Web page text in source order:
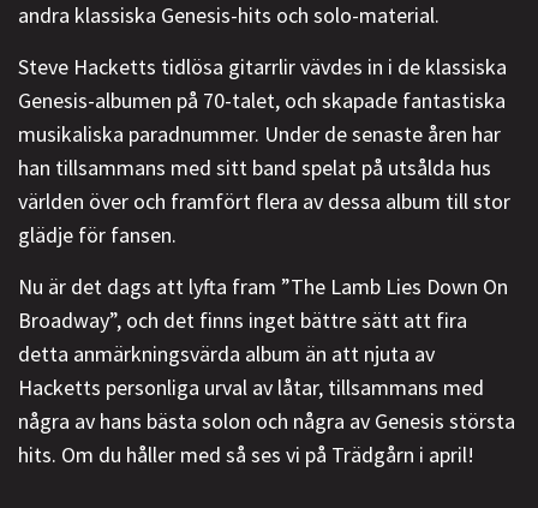
andra klassiska Genesis-hits och solo-material.
Steve Hacketts tidlösa gitarrlir vävdes in i de klassiska
Genesis-albumen på 70-talet, och skapade fantastiska
musikaliska paradnummer. Under de senaste åren har
han tillsammans med sitt band spelat på utsålda hus
världen över och framfört flera av dessa album till stor
glädje för fansen.
Nu är det dags att lyfta fram ”The Lamb Lies Down On
Broadway”, och det finns inget bättre sätt att fira
detta anmärkningsvärda album än att njuta av
Hacketts personliga urval av låtar, tillsammans med
några av hans bästa solon och några av Genesis största
hits. Om du håller med så ses vi på Trädgårn i april!